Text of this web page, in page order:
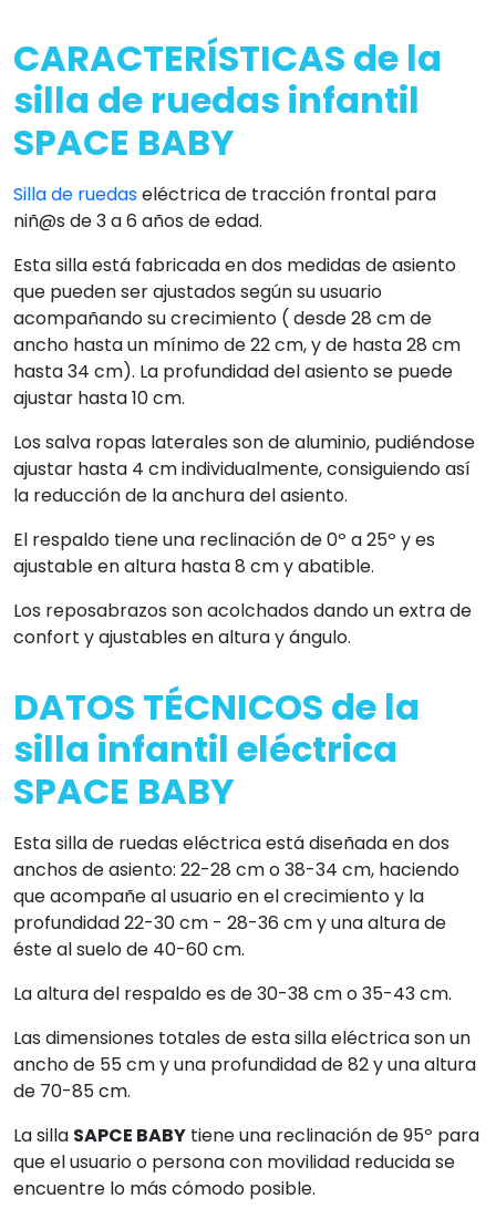
CARACTERÍSTICAS de la
silla de ruedas infantil
SPACE BABY
Silla de ruedaseléctrica de tracción frontal para
niñ@s de 3 a 6 años de edad.
Esta silla está fabricada en dos medidas de asiento
que pueden ser ajustados según su usuario
acompañando su crecimiento ( desde 28 cm de
ancho hasta un mínimo de 22 cm, y de hasta 28 cm
hasta 34 cm). La profundidad del asiento se puede
ajustar hasta 10 cm.
Los salva ropas laterales son de aluminio, pudiéndose
ajustar hasta 4 cm individualmente, consiguiendo así
la reducción de la anchura del asiento.
El respaldo tiene una reclinación de 0º a 25º y es
ajustable en altura hasta 8 cm y abatible.
Los reposabrazos son acolchados dando un extra de
confort y ajustables en altura y ángulo.
DATOS TÉCNICOS de la
silla infantil eléctrica
SPACE BABY
Esta silla de ruedas eléctrica está diseñada en dos
anchos de asiento: 22-28 cm o 38-34 cm, haciendo
que acompañe al usuario en el crecimiento y la
profundidad 22-30 cm - 28-36 cm y una altura de
éste al suelo de 40-60 cm.
La altura del respaldo es de 30-38 cm o 35-43 cm.
Las dimensiones totales de esta silla eléctrica son un
ancho de 55 cm y una profundidad de 82 y una altura
de 70-85 cm.
La silla SAPCE BABY tiene una reclinación de 95º para
que el usuario o persona con movilidad reducida se
encuentre lo más cómodo posible.